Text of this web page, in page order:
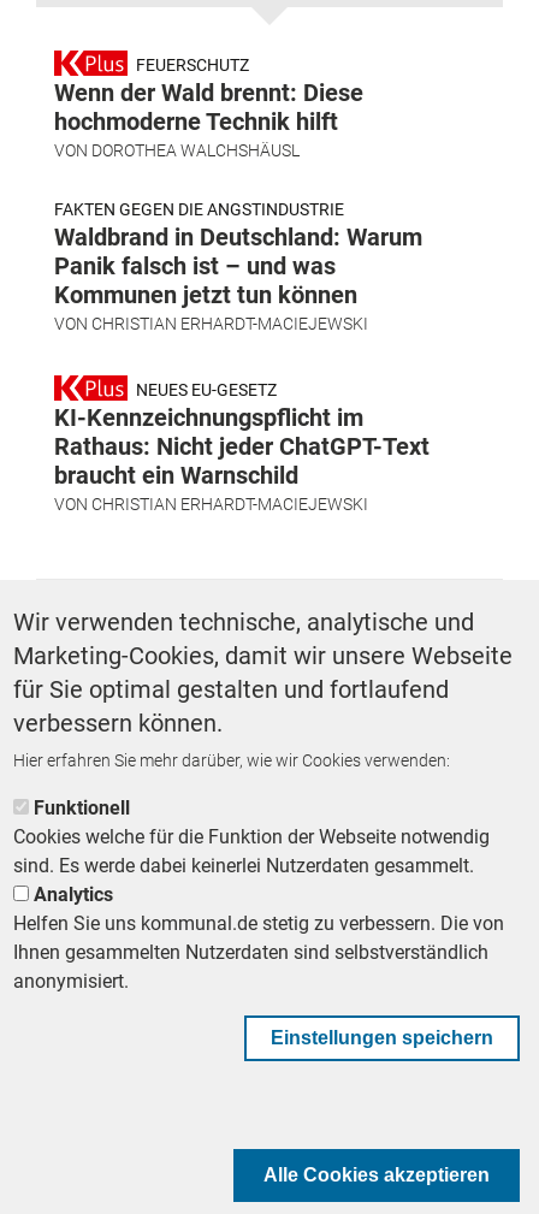
FEUERSCHUTZ
Wenn der Wald brennt: Diese
hochmoderne Technik hilft
VON DOROTHEA WALCHSHÄUSL
FAKTEN GEGEN DIE ANGSTINDUSTRIE
Waldbrand in Deutschland: Warum
Panik falsch ist – und was
Kommunen jetzt tun können
VON CHRISTIAN ERHARDT-MACIEJEWSKI
NEUES EU-GESETZ
KI-Kennzeichnungspflicht im
Rathaus: Nicht jeder ChatGPT-Text
braucht ein Warnschild
VON CHRISTIAN ERHARDT-MACIEJEWSKI
Finanzen
ZURÜCK ZUR STARTSEITE
Footer First Navigation
MESSE KOMMUNAL LESERSERVICE AGB DATENSCHUTZ
IMPRESSUM
KOMMUNALBESCHAFFUNG
Footer Second Navigation
Wir verwenden technische, analytische und
Marketing-Cookies, damit wir unsere Webseite
für Sie optimal gestalten und fortlaufend
verbessern können.
Hier erfahren Sie mehr darüber, wie wir Cookies verwenden:
Funktionell
Cookies welche für die Funktion der Webseite notwendig
sind. Es werde dabei keinerlei Nutzerdaten gesammelt.
Analytics
Helfen Sie uns kommunal.de stetig zu verbessern. Die von
Ihnen gesammelten Nutzerdaten sind selbstverständlich
anonymisiert.
Einstellungen speichern
Alle Cookies akzeptieren